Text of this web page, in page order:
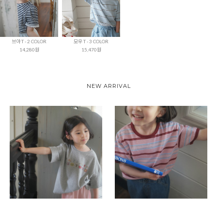
브아 T - 2 COLOR
14,280원
모우 T - 3 COLOR
15,470원
NEW ARRIVAL